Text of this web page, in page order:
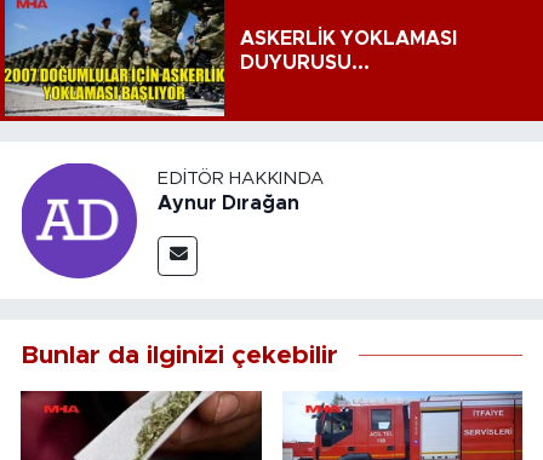
ASKERLİK YOKLAMASI
DUYURUSU...
EDITÖR HAKKINDA
Aynur Dırağan
Bunlar da ilginizi çekebilir